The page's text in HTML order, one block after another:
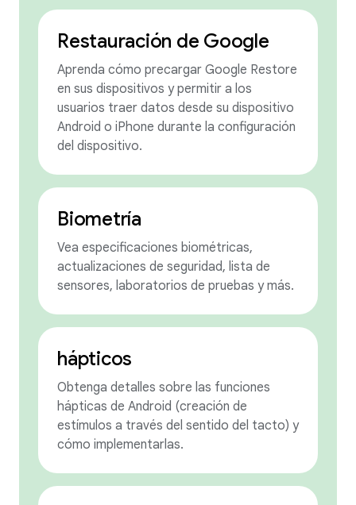
Restauración de Google
Aprenda cómo precargar Google Restore
en sus dispositivos y permitir a los
usuarios traer datos desde su dispositivo
Android o iPhone durante la configuración
del dispositivo.
Biometría
Vea especificaciones biométricas,
actualizaciones de seguridad, lista de
sensores, laboratorios de pruebas y más.
hápticos
Obtenga detalles sobre las funciones
hápticas de Android (creación de
estímulos a través del sentido del tacto) y
cómo implementarlas.